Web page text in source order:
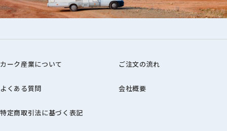
カーク産業について ご注文の流れ
よくある質問 会社概要
特定商取引法に基づく表記